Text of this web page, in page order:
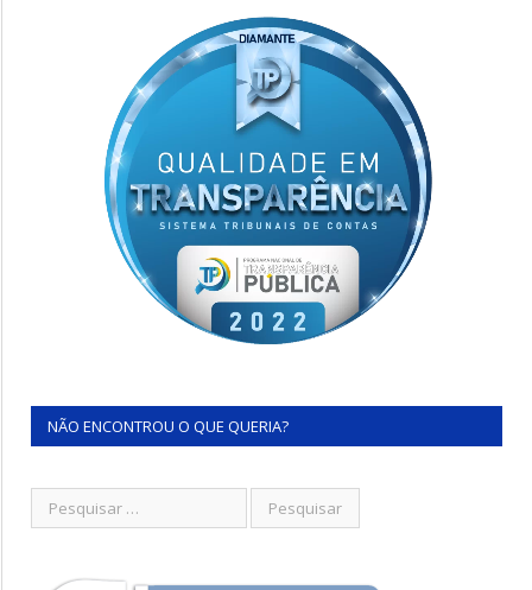
NÃO ENCONTROU O QUE QUERIA?